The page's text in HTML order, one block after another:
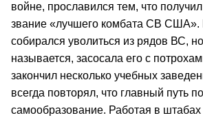
войне, прославился тем, что
звание «лучшего комбата СВ США».
собирался уволиться из рядов ВС,
называется, засосала его с
закончил несколько учебных
всегда повторял, что главный путь
самообразование. Работая в штабах